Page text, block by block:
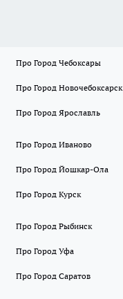
Про Город Чебоксары
Про Город Новочебоксарск
Про Город Ярославль
Про Город Иваново
Про Город Йошкар-Ола
Про Город Курск
Про Город Рыбинск
Про Город Уфа
Про Город Саратов